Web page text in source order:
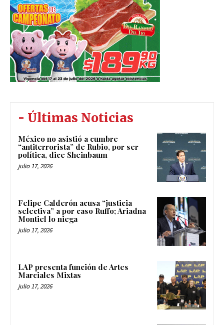
- Últimas Noticias
México no asistió a cumbre
“antiterrorista” de Rubio, por ser
política, dice Sheinbaum
julio 17, 2026
Felipe Calderón acusa “justicia
selectiva” a por caso Ruffo; Ariadna
Montiel lo niega
julio 17, 2026
LAP presenta función de Artes
Marciales Mixtas
julio 17, 2026